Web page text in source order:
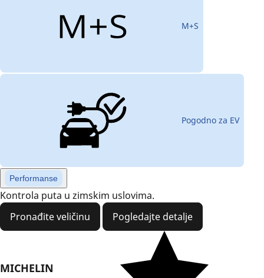
M+S
Pogodno za EV
Performanse
Kontrola puta u zimskim uslovima.
Pronađite veličinu
Pogledajte detalje
MICHELIN